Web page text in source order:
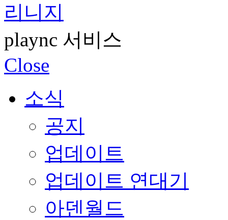
리니지
plaync 서비스
Close
소식
공지
업데이트
업데이트 연대기
아덴월드